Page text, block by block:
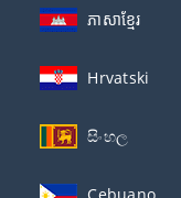
ភាសាខ្មែរ
Hrvatski
සිංහල